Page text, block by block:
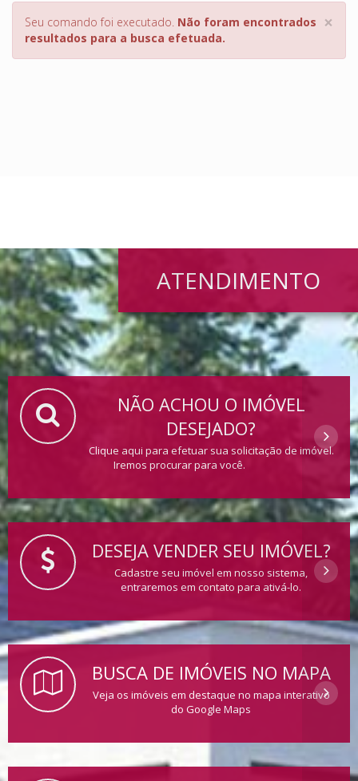
×
Seu comando foi executado. Não foram encontrados
resultados para a busca efetuada.
ATENDIMENTO
NÃO ACHOU O IMÓVEL
DESEJADO?
Clique aqui para efetuar sua solicitação de imóvel.
Iremos procurar para você.
DESEJA VENDER SEU IMÓVEL?
Cadastre seu imóvel em nosso sistema,
entraremos em contato para ativá-lo.
BUSCA DE IMÓVEIS NO MAPA
Veja os imóveis em destaque no mapa interativo
do Google Maps